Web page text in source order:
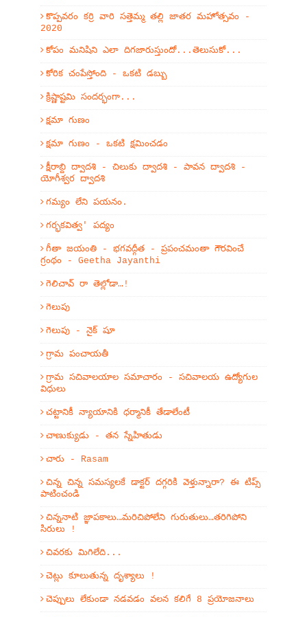
కొప్పవరం కర్రి వారి సత్తెమ్మ తల్లి జాతర మహోత్సవం -
2020
కోపం మనిషిని ఎలా దిగజారుస్తుందో...తెలుసుకో...
కోరిక చంపేస్తోంది - ఒకటి డబ్బు
క్రిష్ణాష్టమి సందర్భంగా...
క్షమా గుణం
క్షమా గుణం - ఒకటి క్షమించడం
క్షీరాబ్ది ద్వాదశి - చిలుకు ద్వాదశి - పావన ద్వాదశి -
యోగీశ్వర ద్వాదశి
గమ్యం లేని పయనం.
గర్భకవిత్వ' పద్యం
గీతా జయంతి - భగవద్గీత - ప్రపంచమంతా గౌరవించే
గ్రంథం - Geetha Jayanthi
గెలిచావ్ రా తెల్లోడా…!
గెలుపు
గెలుపు - నైక్ షూ
గ్రామ పంచాయతీ
గ్రామ సచివాలయాల సమాచారం - సచివాలయ ఉద్యోగుల
విధులు
చట్టానికీ న్యాయానికి ధర్మానికీ తేడాలేంటీ
చాణుక్యుడు - తన స్నేహితుడు
చారు - Rasam
చిన్న చిన్న సమస్యలకే డాక్టర్ దగ్గరికి వెళ్తున్నారా? ఈ టిప్స్
పాటించండి
చిన్ననాటి జ్ఞాపకాలు…మరిచిపోలేని గురుతులు…తరిగిపోని
సిరులు !
చివరకు మిగిలేది...
చెట్లు కూలుతున్న దృశ్యాలు !
చెప్పులు లేకుండా నడవడం వలన కలిగే 8 ప్రయోజనాలు